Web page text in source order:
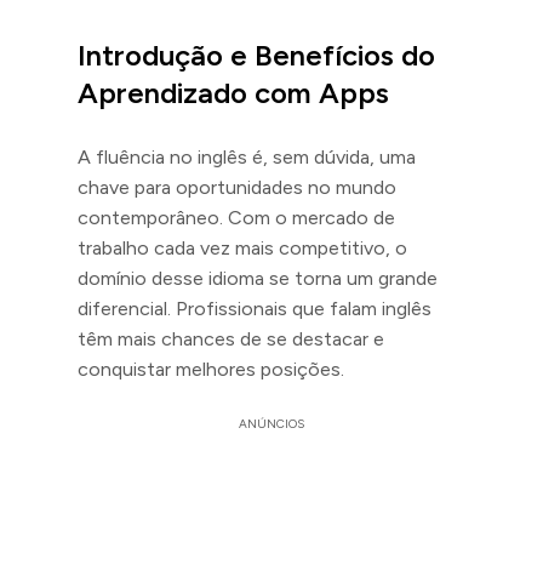
Introdução e Benefícios do
Aprendizado com Apps
A fluência no inglês é, sem dúvida, uma
chave para oportunidades no mundo
contemporâneo. Com o mercado de
trabalho cada vez mais competitivo, o
domínio desse idioma se torna um grande
diferencial. Profissionais que falam inglês
têm mais chances de se destacar e
conquistar melhores posições.
ANÚNCIOS